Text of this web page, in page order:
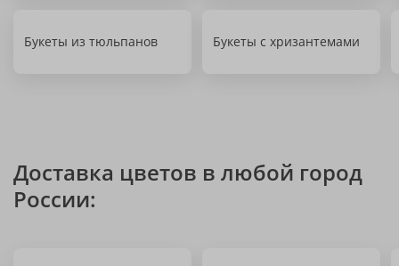
Букеты из тюльпанов Букеты с хризантемами
Доставка цветов в любой город
России: